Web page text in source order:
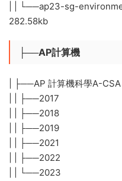
| | └──ap23-sg-
282.58kb
├──AP計算機
| ├──AP 計算機科學A-CSA
| | ├──2017
| | ├──2018
| | ├──2019
| | ├──2021
| | ├──2022
| | └──2023